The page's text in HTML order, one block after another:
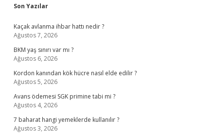
Sidebar
Son Yazılar
Kaçak avlanma ihbar hattı nedir ?
Ağustos 7, 2026
BKM yaş sınırı var mı ?
Ağustos 6, 2026
Kordon kanından kök hücre nasıl elde edilir ?
Ağustos 5, 2026
Avans ödemesi SGK primine tabi mi ?
Ağustos 4, 2026
7 baharat hangi yemeklerde kullanılır ?
Ağustos 3, 2026